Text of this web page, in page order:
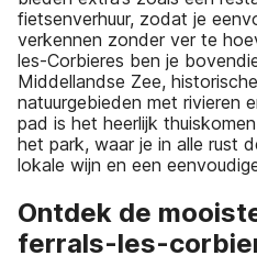
fietsenverhuur, zodat je
verkennen zonder ver te
les-Corbieres ben je
Middellandse Zee,
natuurgebieden met rivieren
pad is het heerlijk
het park, waar je in alle rust
lokale wijn en een
Ontdek de
ferrals-les-